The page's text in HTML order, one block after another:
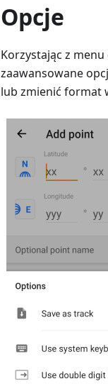
Opcje
Korzystając z
zaawansowane
lub zmienić format